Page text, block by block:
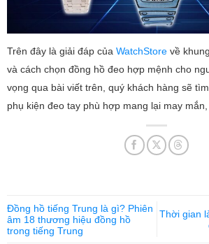
Trên đây là giải đáp của WatchStore về
và cách chọn đồng hồ đeo hợp mệnh cho
vọng qua bài viết trên, quý khách hàng sẽ
phụ kiện đeo tay phù hợp mang lại may mắn,
Đồng hồ tiếng Trung là gì? Phiên
âm 18 thương hiệu đồng hồ
trong tiếng Trung
Thời gian